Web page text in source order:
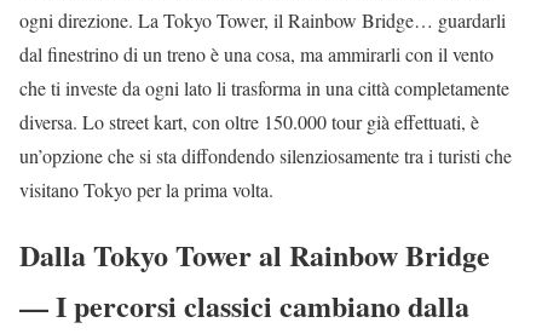
ogni direzione. La Tokyo Tower, il Rainbow Bridge… guardarli
dal finestrino di un treno è una cosa, ma ammirarli con il vento
che ti investe da ogni lato li trasforma in una città completamente
diversa. Lo street kart, con oltre 150.000 tour già effettuati, è
un’opzione che si sta diffondendo silenziosamente tra i turisti che
visitano Tokyo per la prima volta.
Dalla Tokyo Tower al Rainbow Bridge
— I percorsi classici cambiano dalla